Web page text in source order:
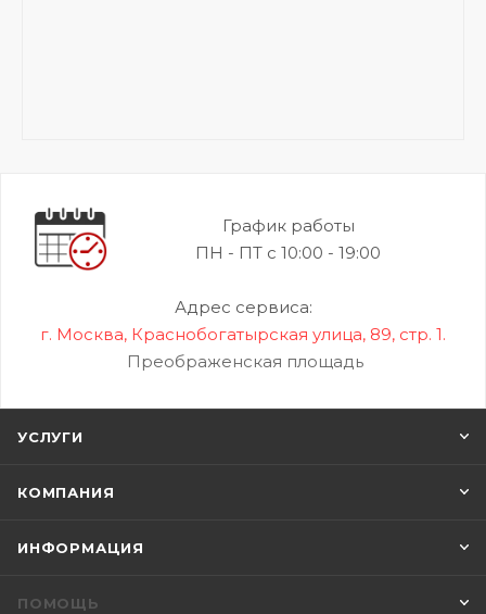
График работы
ПН - ПТ с 10:00 - 19:00
Адрес сервиса:
г. Москва, Краснобогатырская улица, 89, стр. 1.
Преображенская площадь
УСЛУГИ
КОМПАНИЯ
ИНФОРМАЦИЯ
ПОМОЩЬ